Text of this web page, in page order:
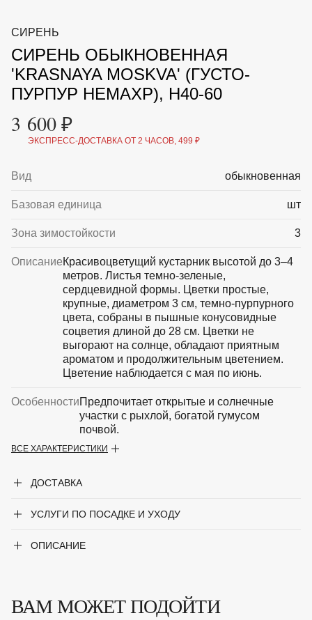
МАЛАЯ МЕХАНИЗАЦИЯ
ОТПУГИВАТЕЛИ ОТ ПТИЦ, НАСЕКОМЫХ И
ГРЫЗУНОВ
САДОВАЯ ОДЕЖДА И ОБУВЬ
САДОВЫЙ ИНСТРУМЕНТ
СЕМЕНА
ТОВАРЫ ДЛЯ БАНЬ И САУН
ТОВАРЫ ДЛЯ ПОЛИВА
ХОЗ ТОВАРЫ
Sale Новинки
УХОД
+7 (495) 197 87
87
СИРЕНЬ
СИРЕНЬ ОБЫКНОВЕННАЯ
'KRASNAYA MOSKVA' (ГУСТО-
ПУРПУР НЕМАХР), H40-60
3 600 ₽
ЭКСПРЕСС-ДОСТАВКА ОТ 2 ЧАСОВ, 499 ₽
Вид обыкновенная
Базовая единица шт
Зона зимостойкости 3
ОписаниеКрасивоцветущий кустарник высотой до 3–4
метров. Листья темно-зеленые,
сердцевидной формы. Цветки простые,
крупные, диаметром 3 см, темно-пурпурного
цвета, собраны в пышные конусовидные
соцветия длиной до 28 см. Цветки не
выгорают на солнце, обладают приятным
ароматом и продолжительным цветением.
Цветение наблюдается с мая по июнь.
ОсобенностиПредпочитает открытые и солнечные
участки с рыхлой, богатой гумусом
почвой.
Крупногабаритный товар
Род
Сорт
Цвет цветка
ВСЕ ХАРАКТЕРИСТИКИ
ДОСТАВКА
УСЛУГИ ПО ПОСАДКЕ И УХОДУ
ОПИСАНИЕ
ВАМ МОЖЕТ ПОДОЙТИ